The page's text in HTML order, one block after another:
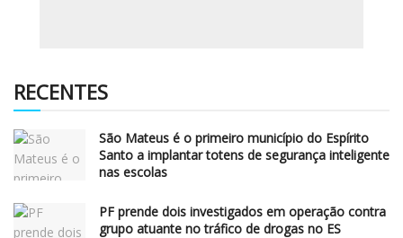
RECENTES
São Mateus é o primeiro município do Espírito
Santo a implantar totens de segurança inteligente
nas escolas
PF prende dois investigados em operação contra
grupo atuante no tráfico de drogas no ES